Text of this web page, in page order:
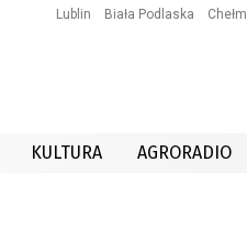
Lublin Biała Podlaska Chełm
KULTURA AGRORADIO